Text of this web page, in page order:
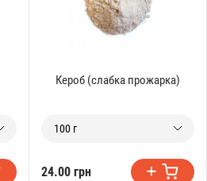
Кероб (слабка прожарка)
100 г
24.00 грн